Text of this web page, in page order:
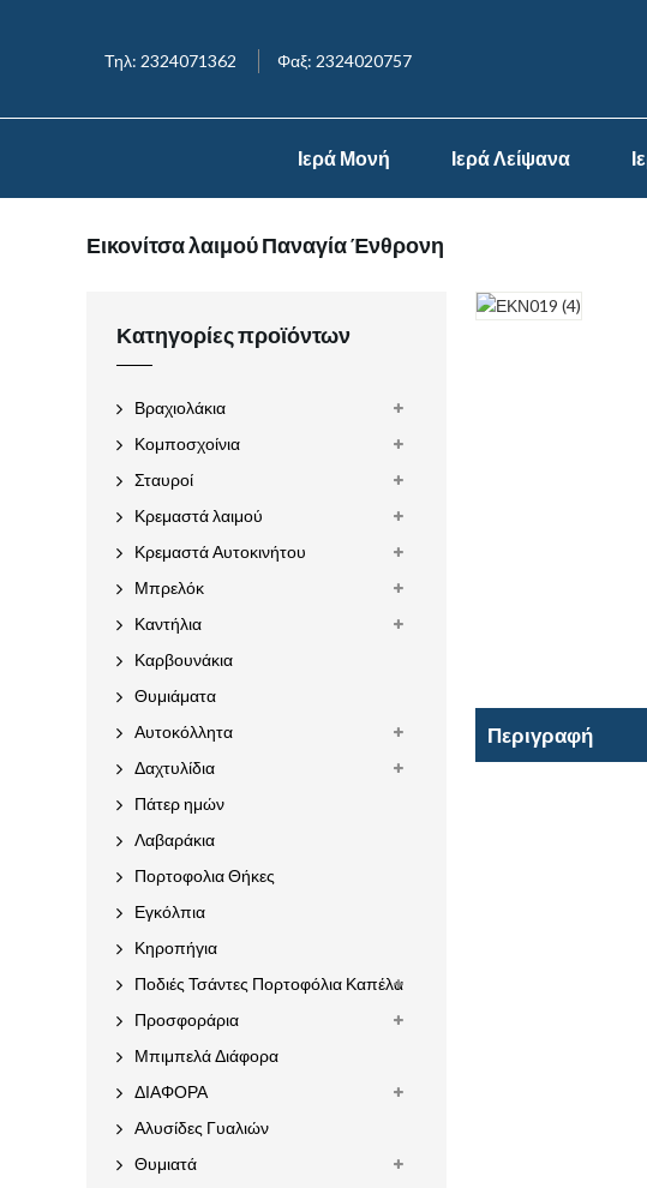
Τηλ: 2324071362 Φαξ: 2324020757
Ιερά Μονή Ιερά Λείψανα
Εικονίτσα λαιμού Παναγία Ένθρονη
Περιγραφή
Κατηγορίες προϊόντων
Βραχιολάκια
Κομποσχοίνια
Σταυροί
Κρεμαστά λαιμού
Κρεμαστά Αυτοκινήτου
Μπρελόκ
Καντήλια
Καρβουνάκια
Θυμιάματα
Αυτοκόλλητα
Δαχτυλίδια
Πάτερ ημών
Λαβαράκια
Πορτοφολια Θήκες
Εγκόλπια
Κηροπήγια
Ποδιές Τσάντες Πορτοφόλια Καπέλα
Προσφοράρια
Μπιμπελά Διάφορα
ΔΙΑΦΟΡΑ
Αλυσίδες Γυαλιών
Θυμιατά